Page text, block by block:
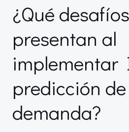
¿Qué
presentan al
implementar
predicción de
demanda?